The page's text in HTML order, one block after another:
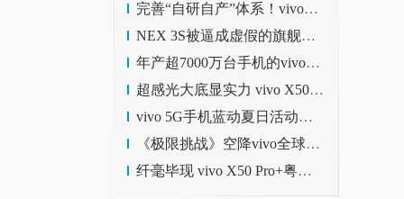
完善“自研自产”体系！vivo新智能制造中心，为中国智造提气
NEX 3S被逼成虚假的旗舰？vivo真•旗舰X50 Pro+评测
年产超7000万台手机的vivo制造中心，竟比公园还美？
超感光大底显实力 vivo X50 Pro+秀水族馆暗光样张
vivo 5G手机蓝动夏日活动正式开启 X50系列火爆销售中
《极限挑战》空降vivo全球总部，快来看看什么叫别人家的办公室
纤毫毕现 vivo X50 Pro+粤剧样张显影像旗舰实力